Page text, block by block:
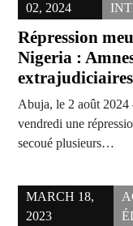
02, 2024
Répression
Nigeria :
extrajudiciaires
Abuja, le 2 août 2024
vendredi une
secoué plusieurs…
MARCH 18,
2023